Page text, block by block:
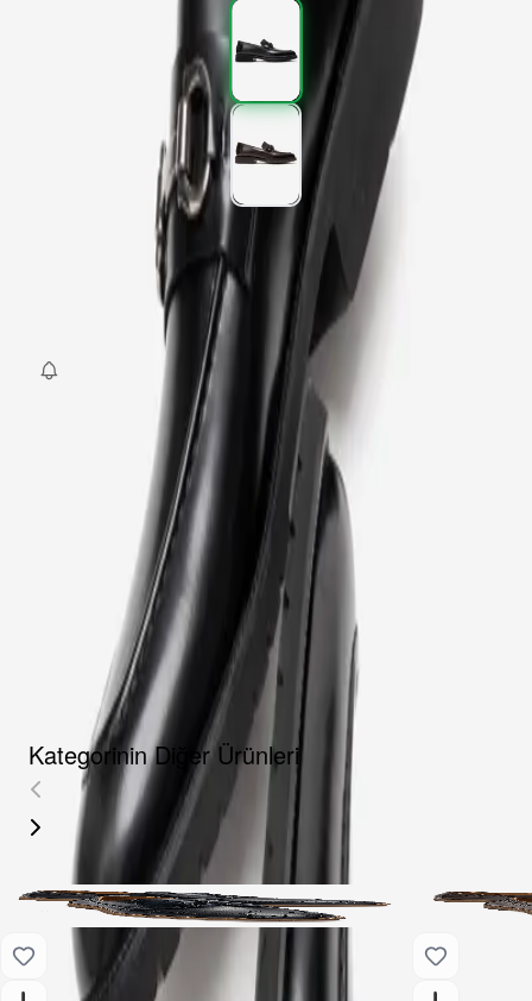
45
SEPETE EKLE
Fırsat Kombini Componenti Buraya Gelecek
ÜRÜN HAKKINDA
TAKSIT SEÇENEKLERI
AKSESUARLAR
Kategorinin Diğer Ürünleri